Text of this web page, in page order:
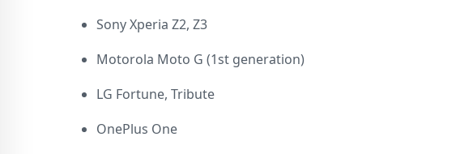
Sony Xperia Z2, Z3
Motorola Moto G (1st generation)
LG Fortune, Tribute
OnePlus One